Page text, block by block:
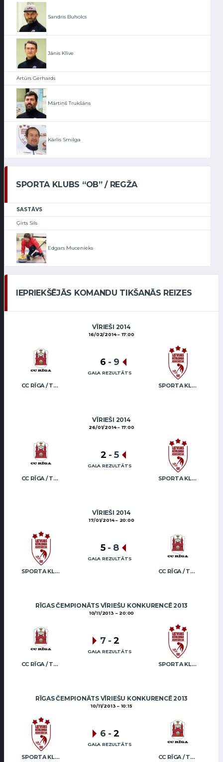
Sandris Buholcs
Jānis Klīve
Artūrs Gerhards
Mārtiņš Trukšāns
Kārlis Smilga
SPORTA KLUBS “OB” / REGŽA
SASTĀVS
Ģirts Sils
Edgars Mucenieks
IEPRIEKŠĒJĀS KOMANDU TIKŠANĀS REIZES
VĪRIEŠI 2014
16/02/2014 17:00
CC RĪGA / TRUKŠĀNS SPORTA KLUBS “OB” / REGŽA
6 - 9
GALA REZULTĀTS
VĪRIEŠI 2014
26/01/2014 17:00
CC RĪGA / TRUKŠĀNS SPORTA KLUBS “OB” / REGŽA
2 - 5
GALA REZULTĀTS
VĪRIEŠI 2014
17/01/2014 20:00
SPORTA KLUBS “OB” / REGŽA CC RĪGA / TRUKŠĀNS
5 - 8
GALA REZULTĀTS
RĪGAS ČEMPIONĀTS VĪRIEŠU KONKURENCĒ 2013
10/11/2013 20:00
CC RĪGA / TRUKŠĀNS SPORTA KLUBS “OB” / REGŽA
7 - 2
GALA REZULTĀTS
RĪGAS ČEMPIONĀTS VĪRIEŠU KONKURENCĒ 2013
10/11/2013 10:15
SPORTA KLUBS “OB” / REGŽA CC RĪGA / TRUKŠĀNS
6 - 2
GALA REZULTĀTS